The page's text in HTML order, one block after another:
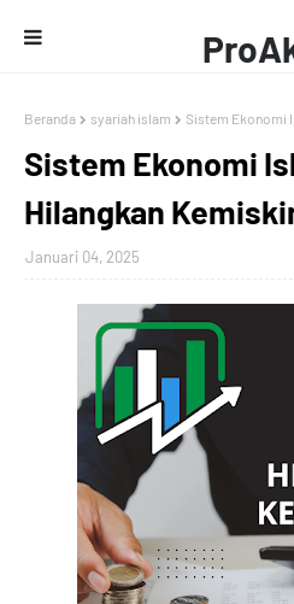
Beranda syariah islam Sistem Ekonomi
Sistem Ekonomi
Hilangkan
Januari 04, 2025